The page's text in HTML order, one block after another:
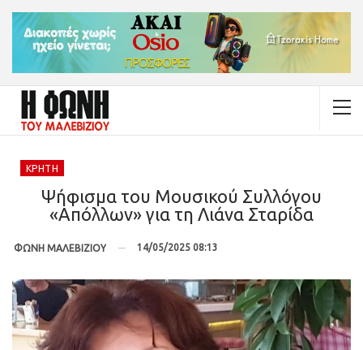
ΚΡΉΤΗ
Ψήφισμα του Μουσικού Συλλόγου
«Απόλλων» για τη Λιάνα Σταρίδα
ΦΩΝΗ ΜΑΛΕΒΙΖΙΟΥ 14/05/2025 08:13